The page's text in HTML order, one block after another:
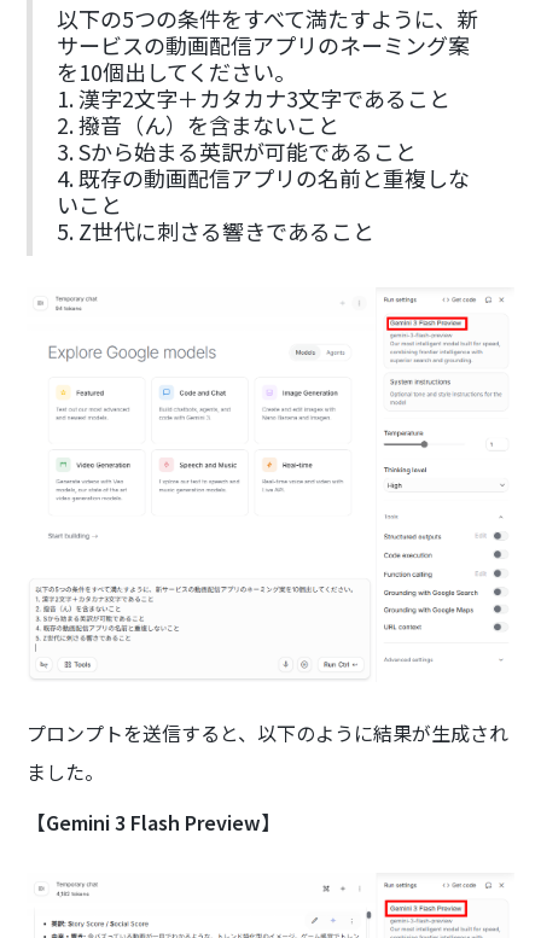
以下の5つの条件をすべて満たすように、新
サービスの動画配信アプリのネーミング案
を10個出してください。
1. 漢字2文字＋カタカナ3文字であること
2. 撥音（ん）を含まないこと
3. Sから始まる英訳が可能であること
4. 既存の動画配信アプリの名前と重複しな
いこと
5. Z世代に刺さる響きであること
プロンプトを送信すると、以下のように結果が生成され
ました。
【Gemini 3 Flash Preview】